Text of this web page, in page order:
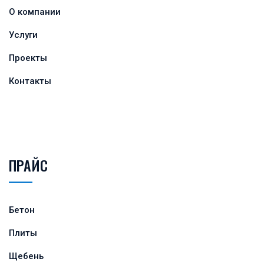
О компании
Услуги
Проекты
Контакты
ПРАЙС
Бетон
Плиты
Щебень